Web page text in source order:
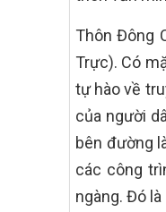
Thôn Đông
Trực). Có
tự hào về
của người
bên đường
các công
ngàng. Đó